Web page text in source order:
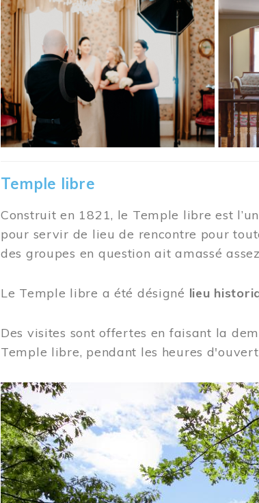
Image
Temple libre
Construit en 1821, le Temple libre est
pour servir de lieu de rencontre pour
des groupes en question ait amassé
Le Temple libre a été désigné lieu
Des visites sont offertes en faisant la
Temple libre, pendant les heures
Image